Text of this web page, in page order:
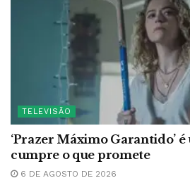
TELEVISÃO
‘Prazer Máximo Garantido’
cumpre o que promete
6 DE AGOSTO DE 2026